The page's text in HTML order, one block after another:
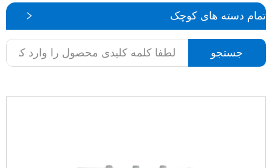
تمام دسته های کوچک
جستجو